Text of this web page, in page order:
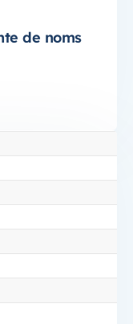
de noms